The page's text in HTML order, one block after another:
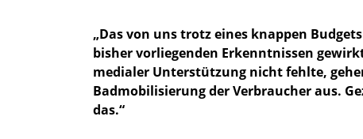
„Das von uns trotz eines knappen
bisher vorliegenden Erkenntnissen
medialer Unterstützung nicht fehlte,
Badmobilisierung der Verbraucher aus.
das.“